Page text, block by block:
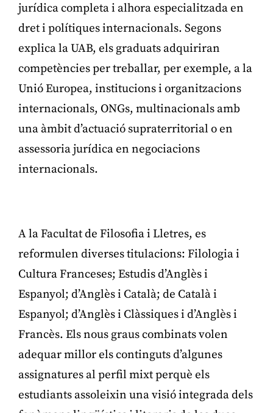
jurídica completa i alhora especialitzada en
dret i polítiques internacionals. Segons
explica la UAB, els graduats adquiriran
competències per treballar, per exemple, a la
Unió Europea, institucions i organitzacions
internacionals, ONGs, multinacionals amb
una àmbit d’actuació supraterritorial o en
assessoria jurídica en negociacions
internacionals.
A la Facultat de Filosofia i Lletres, es
reformulen diverses titulacions: Filologia i
Cultura Franceses; Estudis d’Anglès i
Espanyol; d’Anglès i Català; de Català i
Espanyol; d’Anglès i Clàssiques i d’Anglès i
Francès. Els nous graus combinats volen
adequar millor els continguts d’algunes
assignatures al perfil mixt perquè els
estudiants assoleixin una visió integrada dels